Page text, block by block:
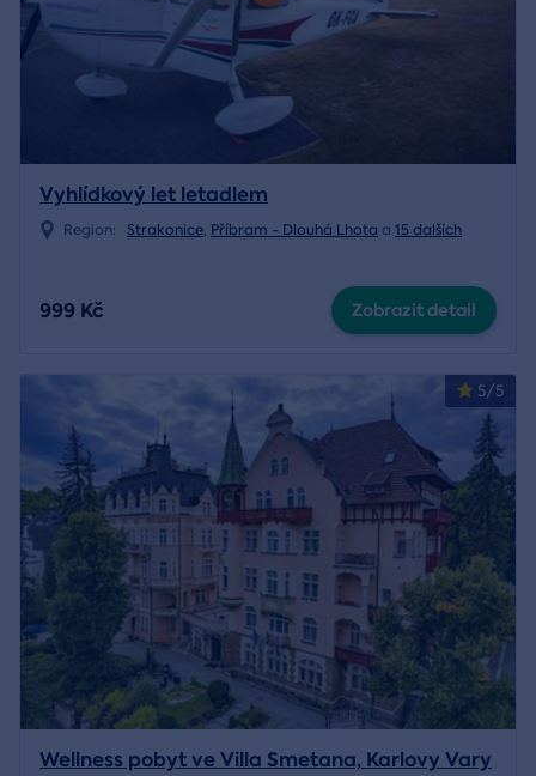
Vyhlídkový let letadlem
Region: Strakonice, Příbram - Dlouhá Lhota a 15 dalších
999 Kč Zobrazit detail
5/5
Wellness pobyt ve Villa Smetana, Karlovy Vary